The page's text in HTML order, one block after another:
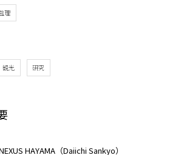
理
観光 研究
HAYAMA（Daiichi Sankyo）